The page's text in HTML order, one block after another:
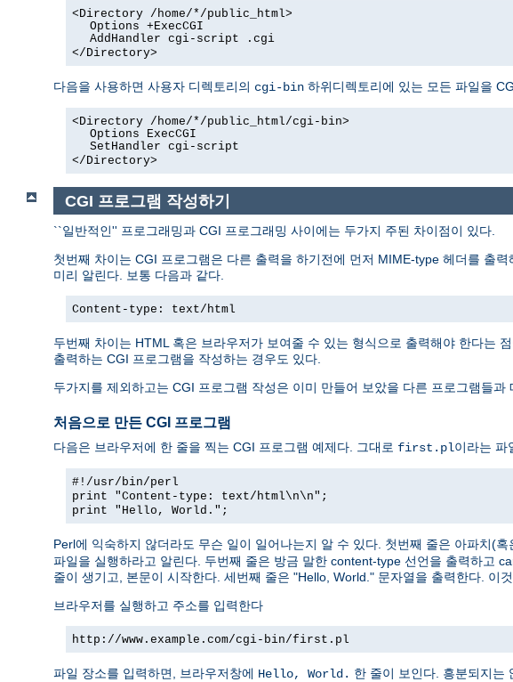
<Directory /home/*/public_html>
Options +ExecCGI
AddHandler cgi-script .cgi
</Directory>
다음을 사용하면 사용자 디렉토리의 cgi-bin 하위디렉토리에 있는 모든 파일을
<Directory /home/*/public_html/cgi-bin>
Options ExecCGI
SetHandler cgi-script
</Directory>
CGI 프로그램 작성하기
``일반적인'' 프로그래밍과 CGI 프로그래밍 사이에는 두가지 주된 차이점이 있다.
첫번째 차이는 CGI 프로그램은 다른 출력을 하기전에 먼저 MIME-type 헤더를 출
미리 알린다. 보통 다음과 같다.
Content-type: text/html
두번째 차이는 HTML 혹은 브라우저가 보여줄 수 있는 형식으로 출력해야 한다는
출력하는 CGI 프로그램을 작성하는 경우도 있다.
두가지를 제외하고는 CGI 프로그램 작성은 이미 만들어 보았을 다른 프로그램들과
처음으로 만든 CGI 프로그램
다음은 브라우저에 한 줄을 찍는 CGI 프로그램 예제다. 그대로 first.pl이라는 파
#!/usr/bin/perl
print "Content-type: text/html\n\n";
print "Hello, World.";
Perl에 익숙하지 않더라도 무슨 일이 일어나는지 알 수 있다. 첫번째 줄은 아파치(혹
파일을 실행하라고 알린다. 두번째 줄은 방금 말한 content-type 선언을 출력하고
줄이 생기고, 본문이 시작한다. 세번째 줄은 "Hello, World." 문자열을 출력한다. 이
브라우저를 실행하고 주소를 입력한다
http://www.example.com/cgi-bin/first.pl
파일 장소를 입력하면, 브라우저창에 Hello, World. 한 줄이 보인다. 흥분되지는